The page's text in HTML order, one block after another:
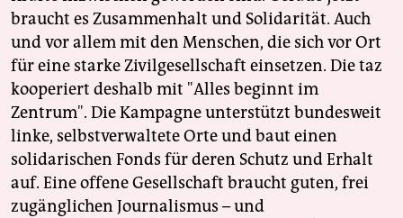
braucht es Zusammenhalt und Solidarität. Auch
und vor allem mit den Menschen, die sich vor Ort
für eine starke Zivilgesellschaft einsetzen. Die taz
kooperiert deshalb mit "Alles beginnt im
Zentrum". Die Kampagne unterstützt bundesweit
linke, selbstverwaltete Orte und baut einen
solidarischen Fonds für deren Schutz und Erhalt
auf. Eine offene Gesellschaft braucht guten, frei
zugänglichen Journalismus – und